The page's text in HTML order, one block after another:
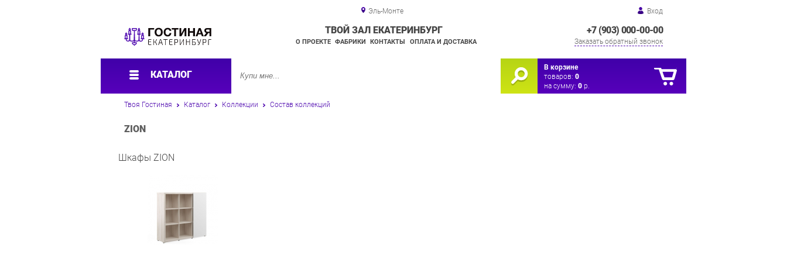
Эль-Монте Вход
+7 (903) 000-00-00
Заказать обратный звонок
ТВОЙ ЗАЛ ЕКАТЕРИНБУРГ
О ПРОЕКТЕ ФАБРИКИ КОНТАКТЫ ОПЛАТА И ДОСТАВКА
КАТАЛОГ
В корзине
товаров: 0
на сумму: 0 р.
Твоя Гостиная Каталог Коллекции Состав коллекций
ZION
Шкафы ZION